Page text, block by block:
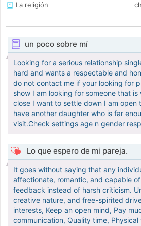
La religión
un poco sobre mí
Looking for a serious relationship
hard and wants a respectable and
do not contact me if your looking for
show I am looking for someone that
close I want to settle down I am open
have another daughter who is far
visit.Check settings age n gender
Lo que espero de mi pareja.
It goes without saying that any
affectionate, romantic, and capable
feedback instead of harsh criticism.
creative nature, and free-spirited
interests, Keep an open mind, Pay
communication, Quality time,